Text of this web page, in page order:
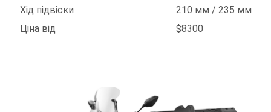
Хід підвіски
210 мм / 235 мм
Ціна від
$8300